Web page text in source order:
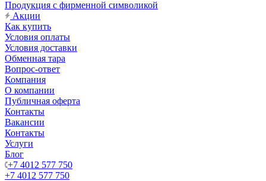
Продукция с фирменной символикой
Акции
Как купить
Условия оплаты
Условия доставки
Обменная тара
Вопрос-ответ
Компания
О компании
Публичная оферта
Контакты
Вакансии
Контакты
Услуги
Блог
+7 4012 577 750
+7 4012 577 750